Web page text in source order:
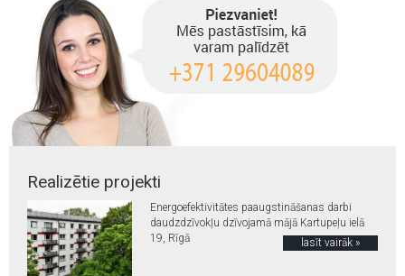
Realizētie projekti
Energoefektivitātes paaugstināšanas darbi
daudzdzīvokļu dzīvojamā mājā Kartupeļu ielā
19, Rīgā
lasīt vairāk »